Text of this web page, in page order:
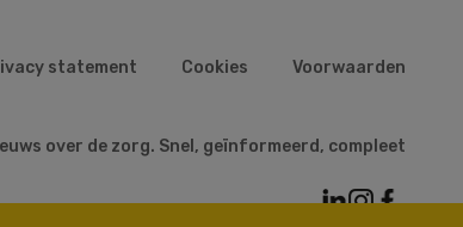
statement Cookies Voorwaarden
over de zorg. Snel, geïnformeerd, compleet